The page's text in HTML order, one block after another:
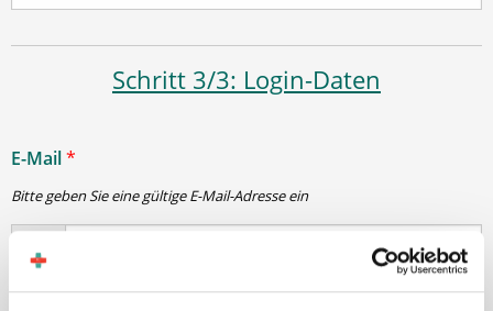
Schritt 3/3: Login-Daten
E-Mail*
Bitte geben Sie eine gültige E-Mail-Adresse ein